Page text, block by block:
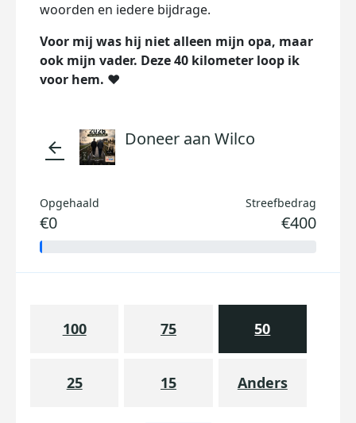
woorden en iedere bijdrage.
Voor mij was hij niet alleen mijn opa, maar
ook mijn vader. Deze 40 kilometer loop ik
voor hem. ❤️
arrow_back Doneer aan Wilco
Opgehaald
€0
Streefbedrag
€400
100 75 50
25 15 Anders